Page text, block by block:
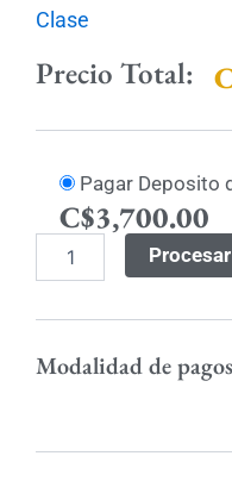
Clase
Precio Total:
Pagar Deposito
C$3,700.00
Rostro
cantidad
Modalidad de